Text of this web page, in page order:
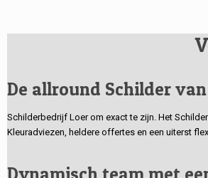
De allround Schilder
Schilderbedrijf Loer om exact te zijn. Het
Kleuradviezen, heldere offertes en een uiterst